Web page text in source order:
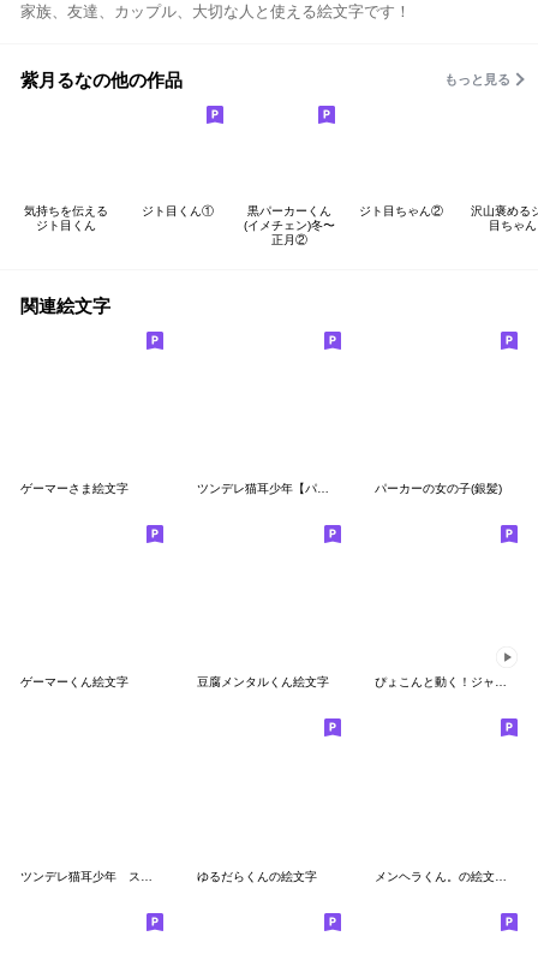
家族、友達、カップル、大切な人と使える絵文字です！
紫月るなの他の作品 もっと見る
気持ちを伝える
ジト目くん
ジト目くん①
黒パーカーくん
(イメチェン)冬〜
正月②
ジト目ちゃん②
沢山褒める
目ちゃん
関連絵文字
ゲーマーさま絵文字 パーカーの女の子(銀髪)
ゲーマーくん絵文字 豆腐メンタルくん絵文字 ぴょこんと動く！ジャージ君絵文字
ゆるだらくんの絵文字 メンヘラくん。の絵文字３（猫）